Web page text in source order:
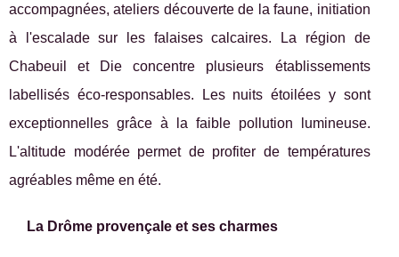
accompagnées, ateliers découverte de la faune, initiation
à l'escalade sur les falaises calcaires. La région de
Chabeuil et Die concentre plusieurs établissements
labellisés éco-responsables. Les nuits étoilées y sont
exceptionnelles grâce à la faible pollution lumineuse.
L'altitude modérée permet de profiter de températures
agréables même en été.
La Drôme provençale et ses charmes